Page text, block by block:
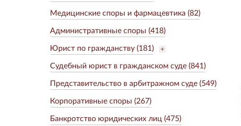
Медицинские споры и фармацевтика (82)
Административные споры (418)
Юрист по гражданству (181)
Судебный юрист в гражданском суде (841)
Представительство в арбитражном суде (549)
Корпоративные споры (267)
Банкротство юридических лиц (475)